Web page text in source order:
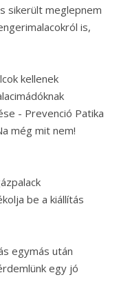
sikerült meglepnem
is,
kellenek
- Prevenció Patika
még mit nem!
be a kiállítás
egymás után
egy jó